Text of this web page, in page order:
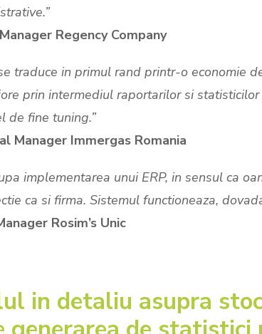
Regency Company
traduce in primul rand printr-o
prin intermediul raportarilor si
de fine tuning.”
Manager Immergas Romania
implementarea unui ERP, in sensul ca
ca si firma. Sistemul functioneaza,
Rosim’s Unic
in detaliu asupra